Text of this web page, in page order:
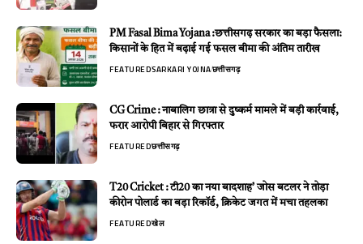
PM Fasal Bima Yojana :छत्तीसगढ़ सरकार का बड़ा फैसला:
किसानों के हित में बढ़ाई गई फसल बीमा की अंतिम तारीख
FEATUREDSARKARI YOJNAछत्तीसगढ़
CG Crime : नाबालिग छात्रा से दुष्कर्म मामले में बड़ी कार्रवाई,
फरार आरोपी बिहार से गिरफ्तार
FEATUREDछत्तीसगढ़
T20 Cricket : टी20 का नया बादशाह’ जोस बटलर ने तोड़ा
कीरोन पोलार्ड का बड़ा रिकॉर्ड, क्रिकेट जगत में मचा तहलका
FEATUREDखेल